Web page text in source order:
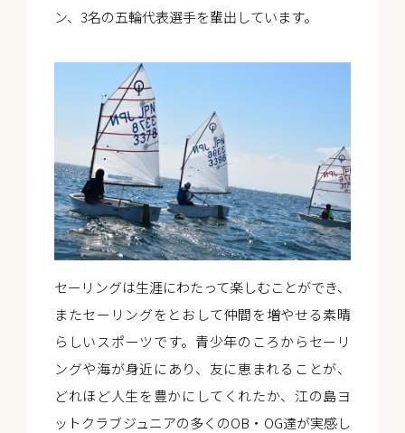
ン、3名の五輪代表選手を輩出しています。
セーリングは生涯にわたって楽しむことができ、
またセーリングをとおして仲間を増やせる素晴
らしいスポーツです。青少年のころからセーリ
ングや海が身近にあり、友に恵まれることが、
どれほど人生を豊かにしてくれたか、江の島ヨ
ットクラブジュニアの多くのOB・OG達が実感し